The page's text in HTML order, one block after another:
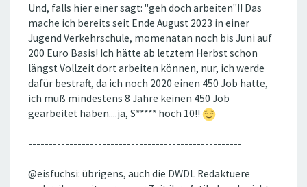
Und, falls hier einer sagt: "geh doch arbeiten"!! Das
mache ich bereits seit Ende August 2023 in einer
Jugend Verkehrschule, momenatan noch bis Juni auf
200 Euro Basis! Ich hätte ab letztem Herbst schon
längst Vollzeit dort arbeiten können, nur, ich werde
dafür bestraft, da ich noch 2020 einen 450 Job hatte,
ich muß mindestens 8 Jahre keinen 450 Job
gearbeitet haben....ja, S***** hoch 10!!
----------------------------------------------------
@eisfuchsi: übrigens, auch die DWDL Redaktuere